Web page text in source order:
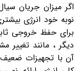
اگر میزان جریان
نوبه خود انرژی
برای حفظ خروجی
دیگر ، مانند
آن با تجهیزات